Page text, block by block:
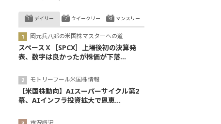
デイリー
岡元兵八郎の米国株マスターへの道
スペースＸ［SPCX］上場後初の決算発
表、数字は良かったが株価が下落...
モトリーフール米国株情報
【米国株動向】AIスーパーサイクル第2
幕、AIインフラ投資拡大で恩恵...
ウイークリー マンスリー